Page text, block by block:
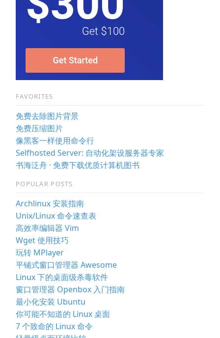
FAVORITES
免费去除图片背景
免费压缩图片
像黑客一样使用命令行
Selfhosted Server: 自动化架设服务器专家
书海泛舟 · 免费下载优质计算机图书
POPULAR POSTS
Archlinux 安装指南
Unix/Linux 命令速查表
高效率编辑器 Vim
Wget 使用技巧
玩转 MPlayer
平铺式窗口管理器 Awesome
Linux 下的桌面级杀毒软件
窗口管理器 Openbox 入门指南
最小化安装 Ubuntu
你可能不知道的 Linux 桌面
7 个致命的 Linux 命令